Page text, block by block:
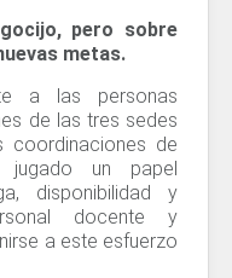
pero sobre
metas.
a las personas
de las tres sedes
coordinaciones de
jugado un papel
disponibilidad y
docente y
a este esfuerzo